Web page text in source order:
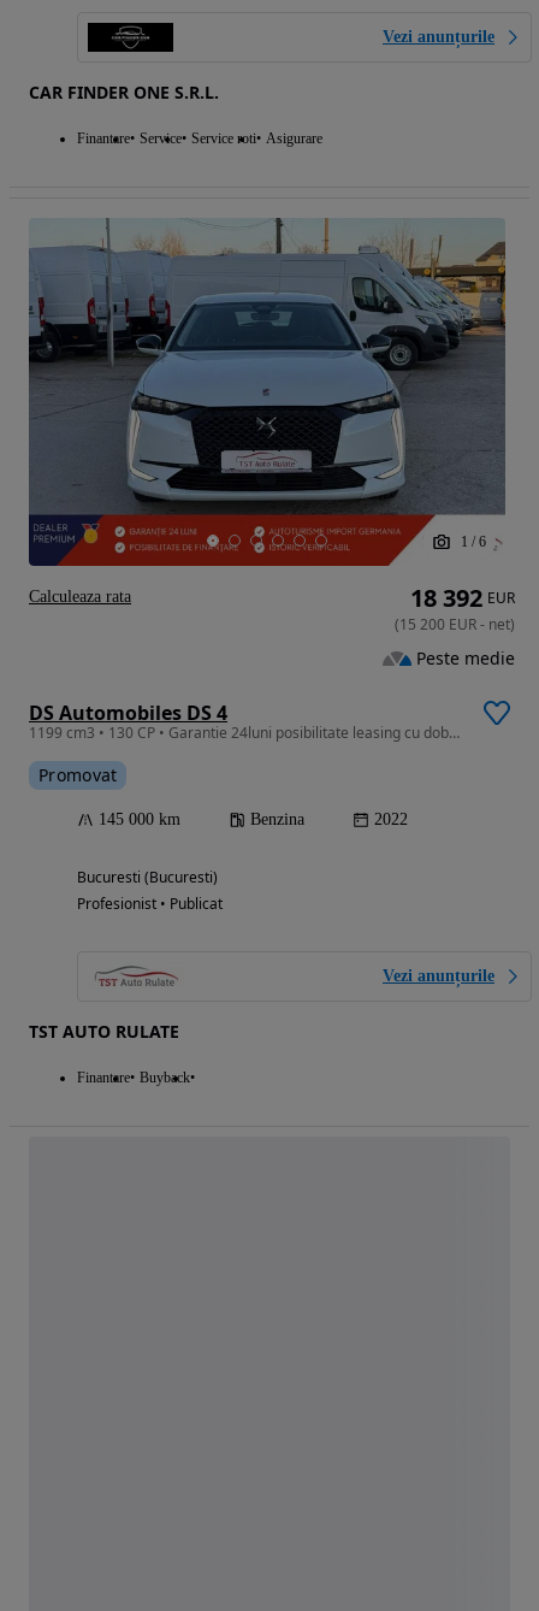
Vezi anunțurile
CAR FINDER ONE S.R.L.
Finantare Service Service roti Asigurare
1 / 6
DS Automobiles DS 4
1199 cm3 • 130 CP • Garantie 24luni posibilitate leasing cu dobanda anuala fixa 4.25%
Promovat
145 000 km Benzina 2022
Bucuresti (Bucuresti)
Profesionist • Publicat
Vezi anunțurile
TST AUTO RULATE
Finantare Buyback
18 392 EUR
(15 200 EUR- net)
Peste medie
Calculeaza rata